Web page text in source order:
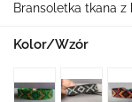
Bransoletka tkana
Kolor/Wzór